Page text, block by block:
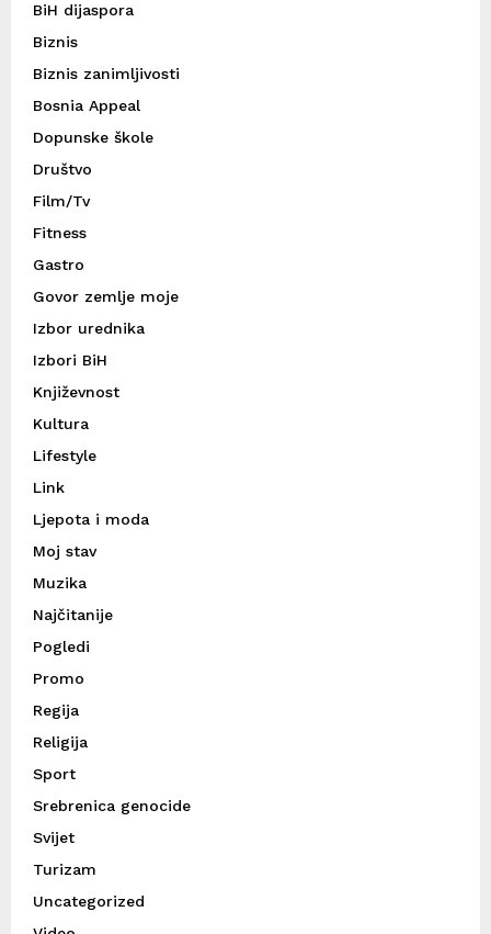
BiH dijaspora
Biznis
Biznis zanimljivosti
Bosnia Appeal
Dopunske škole
Društvo
Film/Tv
Fitness
Gastro
Govor zemlje moje
Izbor urednika
Izbori BiH
Književnost
Kultura
Lifestyle
Link
Ljepota i moda
Moj stav
Muzika
Najčitanije
Pogledi
Promo
Regija
Religija
Sport
Srebrenica genocide
Svijet
Turizam
Uncategorized